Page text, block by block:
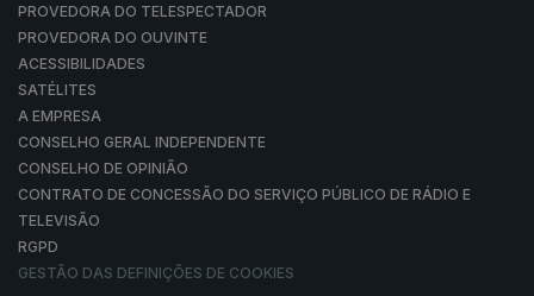
PROVEDORA DO TELESPECTADOR
PROVEDORA DO OUVINTE
ACESSIBILIDADES
SATÉLITES
A EMPRESA
CONSELHO GERAL INDEPENDENTE
CONSELHO DE OPINIÃO
CONTRATO DE CONCESSÃO DO SERVIÇO PÚBLICO DE RÁDIO E
TELEVISÃO
RGPD
GESTÃO DAS DEFINIÇÕES DE COOKIES